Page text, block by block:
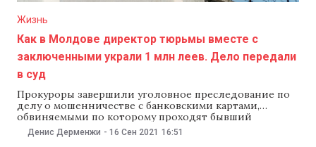
Жизнь
Как в Молдове директор тюрьмы вместе с
заключенными украли 1 млн леев. Дело передали
в суд
Прокуроры завершили уголовное преследование по
делу о мошенничестве с банковскими картами,
обвиняемыми по которому проходят бывший
директор тюрьмы № 18 в Бранештах Виорел Перчун и
семь бывших и нынешних заключенных этой тюрьмы.
Денис Дерменжи - 16 Сен 2021 16:51